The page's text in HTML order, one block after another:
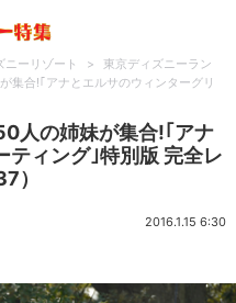
ニーリゾート >
東京ディズニーラン
集合!｢アナとエルサのウィンターグリ
人の姉妹が集合!｢アナ
ティング｣特別版 完全レ
）
2016.1.15 6:30